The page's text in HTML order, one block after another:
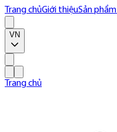
Trang chủGiới thiệuSản phẩm
VN
Trang chủ